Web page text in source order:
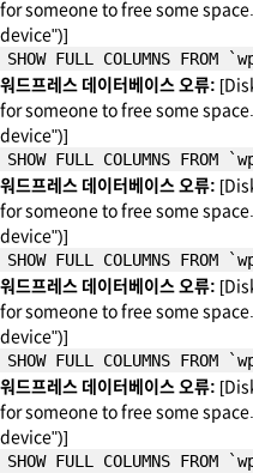
for someone to free some
device")]
SHOW FULL COLUMNS
워드프레스 데이터베이스 오류:
for someone to free some
device")]
SHOW FULL COLUMNS
워드프레스 데이터베이스 오류:
for someone to free some
device")]
SHOW FULL COLUMNS
워드프레스 데이터베이스 오류:
for someone to free some
device")]
SHOW FULL COLUMNS
워드프레스 데이터베이스 오류:
for someone to free some
device")]
SHOW FULL COLUMNS